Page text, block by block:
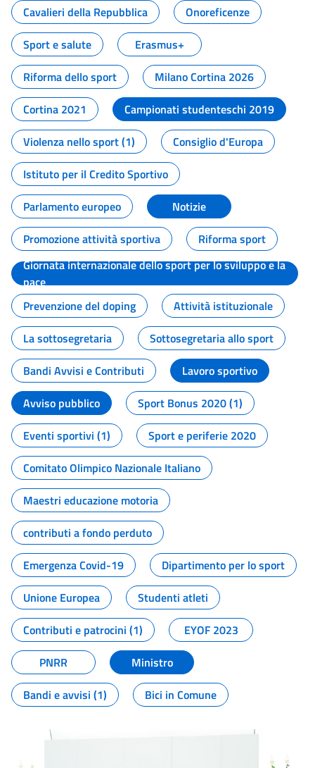
Cavalieri della Repubblica
Onoreficenze
Sport e salute
Erasmus+
Riforma dello sport
Milano Cortina 2026
Cortina 2021
Campionati studenteschi 2019
Violenza nello sport (1)
Consiglio d'Europa
Istituto per il Credito Sportivo
Parlamento europeo
Notizie
Promozione attività sportiva
Riforma sport
Giornata internazionale dello sport per lo sviluppo e la
pace
Prevenzione del doping
Attività istituzionale
La sottosegretaria
Sottosegretaria allo sport
Bandi Avvisi e Contributi
Lavoro sportivo
Avviso pubblico
Sport Bonus 2020 (1)
Eventi sportivi (1)
Sport e periferie 2020
Comitato Olimpico Nazionale Italiano
Maestri educazione motoria
contributi a fondo perduto
Emergenza Covid-19
Dipartimento per lo sport
Unione Europea
Studenti atleti
Contributi e patrocini (1)
EYOF 2023
PNRR
Ministro
Bandi e avvisi (1)
Bici in Comune